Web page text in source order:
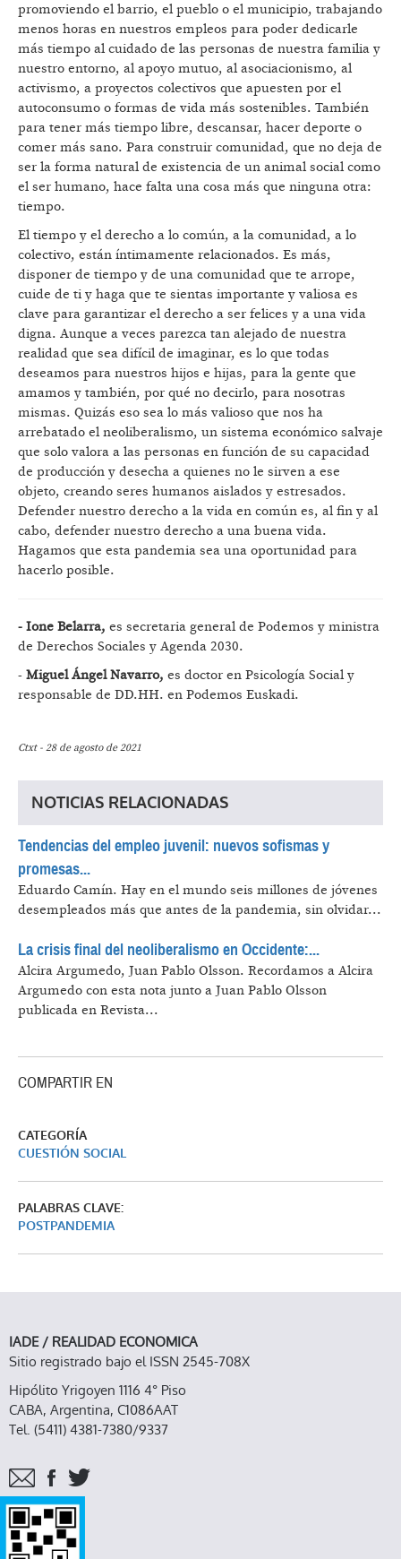
promoviendo el barrio, el pueblo o el municipio, trabajando
menos horas en nuestros empleos para poder dedicarle
más tiempo al cuidado de las personas de nuestra familia y
nuestro entorno, al apoyo mutuo, al asociacionismo, al
activismo, a proyectos colectivos que apuesten por el
autoconsumo o formas de vida más sostenibles. También
para tener más tiempo libre, descansar, hacer deporte o
comer más sano. Para construir comunidad, que no deja de
ser la forma natural de existencia de un animal social como
el ser humano, hace falta una cosa más que ninguna otra:
tiempo.
El tiempo y el derecho a lo común, a la comunidad, a lo
colectivo, están íntimamente relacionados. Es más,
disponer de tiempo y de una comunidad que te arrope,
cuide de ti y haga que te sientas importante y valiosa es
clave para garantizar el derecho a ser felices y a una vida
digna. Aunque a veces parezca tan alejado de nuestra
realidad que sea difícil de imaginar, es lo que todas
deseamos para nuestros hijos e hijas, para la gente que
amamos y también, por qué no decirlo, para nosotras
mismas. Quizás eso sea lo más valioso que nos ha
arrebatado el neoliberalismo, un sistema económico salvaje
que solo valora a las personas en función de su capacidad
de producción y desecha a quienes no le sirven a ese
objeto, creando seres humanos aislados y estresados.
Defender nuestro derecho a la vida en común es, al fin y al
cabo, defender nuestro derecho a una buena vida.
Hagamos que esta pandemia sea una oportunidad para
hacerlo posible.
- Ione Belarra, es secretaria general de Podemos y ministra
de Derechos Sociales y Agenda 2030.
- Miguel Ángel Navarro, es doctor en Psicología Social y
responsable de DD.HH. en Podemos Euskadi.
Ctxt - 28 de agosto de 2021
NOTICIAS RELACIONADAS
Tendencias del empleo juvenil: nuevos sofismas y
promesas...
Eduardo Camín. Hay en el mundo seis millones de jóvenes
desempleados más que antes de la pandemia, sin olvidar...
​​​​​​​La crisis final del neoliberalismo en Occidente:...
Alcira Argumedo, Juan Pablo Olsson. Recordamos a Alcira
Argumedo con esta nota junto a Juan Pablo Olsson
publicada en Revista...
COMPARTIR EN
CATEGORÍA
CUESTIÓN SOCIAL
PALABRAS CLAVE:
POSTPANDEMIA
IADE / REALIDAD ECONOMICA
Sitio registrado bajo el ISSN 2545-708X
Hipólito Yrigoyen 1116 4° Piso
CABA, Argentina, C1086AAT
Tel. (5411) 4381-7380/9337